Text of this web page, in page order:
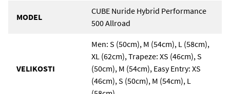
MODEL
CUBE Nuride Hybrid Performance
500 Allroad
VELIKOSTI
Men: S (50cm), M (54cm), L (58cm),
XL (62cm), Trapeze: XS (46cm), S
(50cm), M (54cm), Easy Entry: XS
(46cm), S (50cm), M (54cm), L